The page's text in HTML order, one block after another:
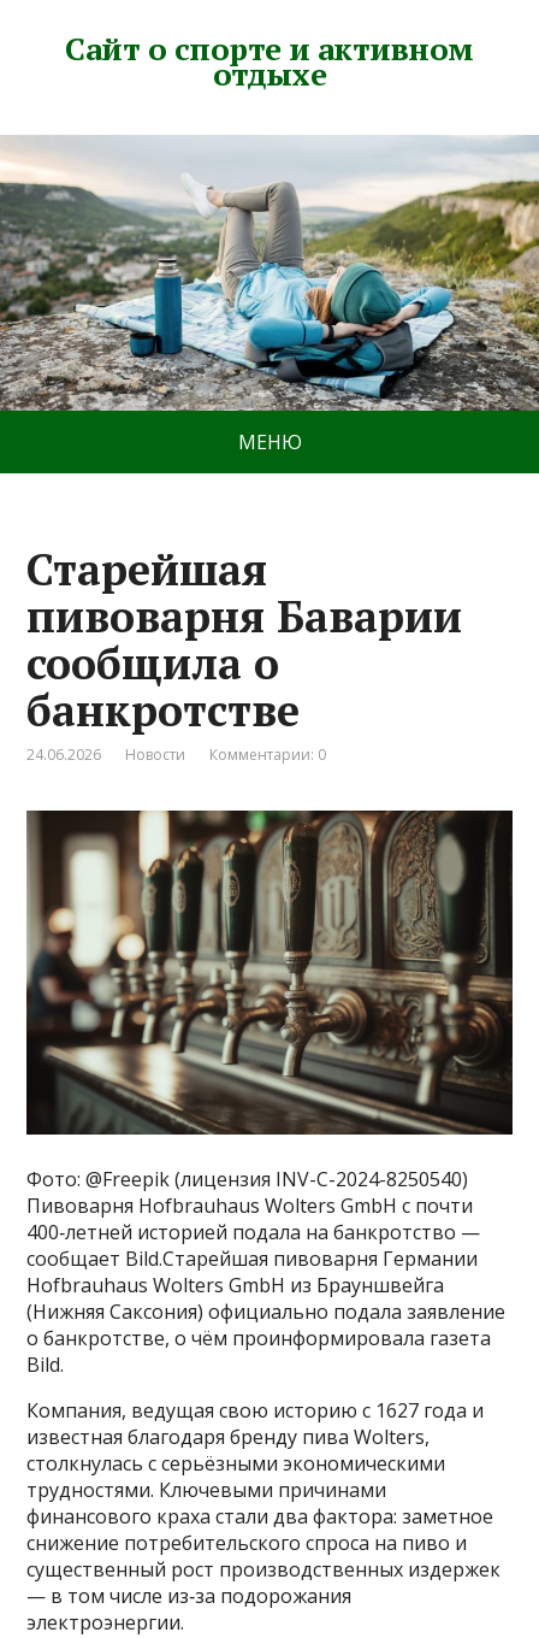
Сайт о спорте и активном
отдыхе
МЕНЮ
Старейшая
пивоварня Баварии
сообщила о
банкротстве
24.06.2026 Новости Комментарии: 0
Фото: @Freepik (лицензия INV-C-2024-8250540)
Пивоварня Hofbrauhaus Wolters GmbH с почти
400‑летней историей подала на банкротство —
сообщает Bild.Старейшая пивоварня Германии
Hofbrauhaus Wolters GmbH из Брауншвейга
(Нижняя Саксония) официально подала заявление
о банкротстве, о чём проинформировала газета
Bild.
Компания, ведущая свою историю с 1627 года и
известная благодаря бренду пива Wolters,
столкнулась с серьёзными экономическими
трудностями. Ключевыми причинами
финансового краха стали два фактора: заметное
снижение потребительского спроса на пиво и
существенный рост производственных издержек
— в том числе из‑за подорожания
электроэнергии.